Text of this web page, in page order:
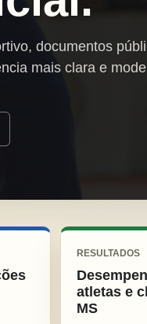
documentos
mais clara e
RESULTADOS
atletas e
MS